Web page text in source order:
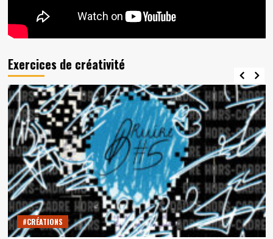
Exercices de créativité
#CRÉATIONS